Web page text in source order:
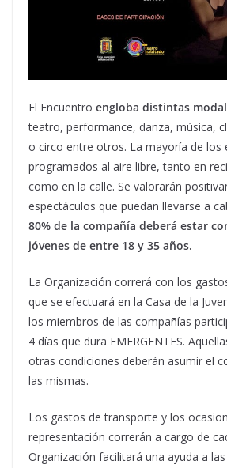
El Encuentro engloba distintas
teatro, performance, danza, música,
o circo entre otros. La mayoría de los
programados al aire libre, tanto en
como en la calle. Se valorarán
espectáculos que puedan llevarse a
80% de la compañía deberá estar
jóvenes de entre 18 y 35 años.
La Organización correrá con los
que se efectuará en la Casa de la
los miembros de las compañías
4 días que dura EMERGENTES.
otras condiciones deberán asumir el
las mismas.
Los gastos de transporte y los
representación correrán a cargo de
Organización facilitará una ayuda a